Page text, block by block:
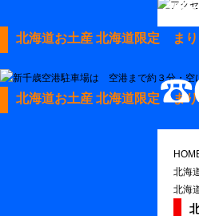
新
北海道お土産 北海道限定 ま
北海道お土産 北海道限定 ま
北海
北海